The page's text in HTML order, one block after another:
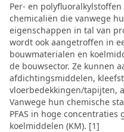
Per- en polyfluoralkylstoffen
chemicaliën die vanwege
eigenschappen in tal van
wordt ook aangetroffen in
bouwmaterialen en
de bouwsector. Ze kunnen
afdichtingsmiddelen,
vloerbedekkingen/tapijten,
Vanwege hun chemische
PFAS in hoge
koelmiddelen (KM). [1]